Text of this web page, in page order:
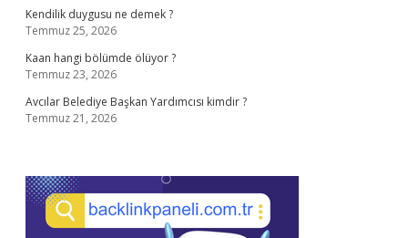
Kendilik duygusu ne demek ?
Temmuz 25, 2026
Kaan hangi bölümde ölüyor ?
Temmuz 23, 2026
Avcılar Belediye Başkan Yardımcısı kimdir ?
Temmuz 21, 2026